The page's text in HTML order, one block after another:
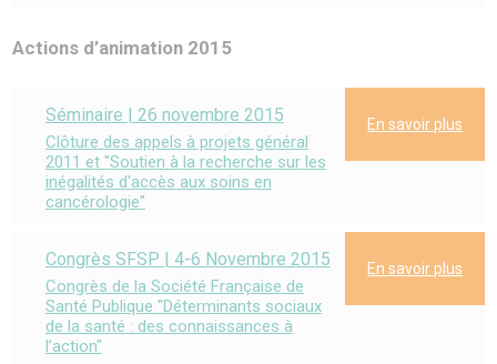
Actions d’animation 2015
Séminaire | 26 novembre 2015
Clôture des appels à projets général
2011 et "Soutien à la recherche sur les
inégalités d'accès aux soins en
cancérologie"
En savoir plus
Congrès SFSP | 4-6 Novembre 2015
Congrès de la Société Française de
Santé Publique "Déterminants sociaux
de la santé : des connaissances à
l’action"
En savoir plus